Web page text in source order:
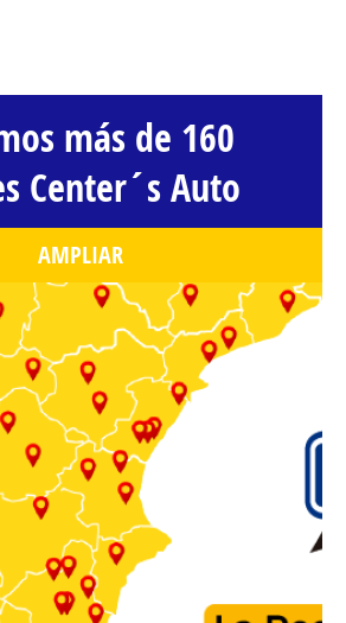
más de 160
Center´s Auto
AMPLIAR